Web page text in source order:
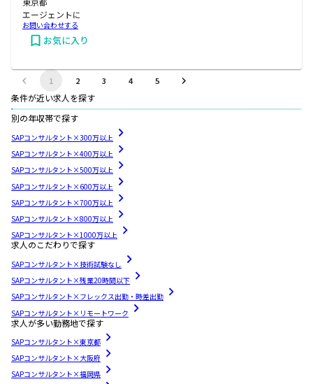
エージェントに
お問い合わせする
お気に入り
1 2 3 4 5
条件が近い求人を探す
別の年収帯で探す
SAPコンサルタント×300万以上
SAPコンサルタント×400万以上
SAPコンサルタント×500万以上
SAPコンサルタント×600万以上
SAPコンサルタント×700万以上
SAPコンサルタント×800万以上
SAPコンサルタント×1000万以上
求人のこだわりで探す
SAPコンサルタント×技術試験なし
SAPコンサルタント×残業20時間以下
SAPコンサルタント×フレックス出勤・時差出勤
SAPコンサルタント×リモートワーク
求人が多い勤務地で探す
SAPコンサルタント×東京都
SAPコンサルタント×大阪府
SAPコンサルタント×福岡県